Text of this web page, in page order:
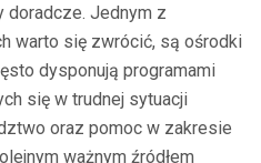
doradcze. Jednym z
warto się zwrócić, są ośrodki
dysponują programami
się w trudnej sytuacji
oraz pomoc w zakresie
ważnym źródłem